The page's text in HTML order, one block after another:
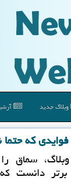
وبلاگ جدید
که حتما
دانست